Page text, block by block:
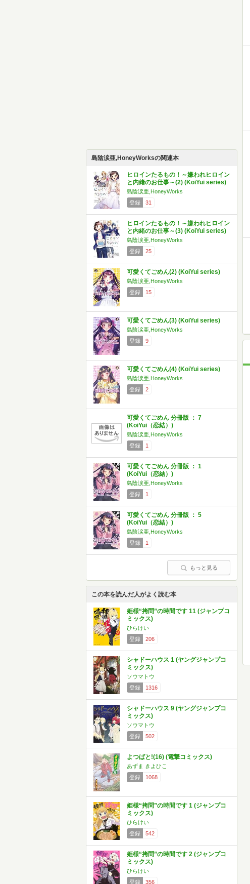
島陰涙亜,HoneyWorksの関連本
ヒロインたるもの！～嫌われヒロイン
と内緒のお仕事～(2) (KoiYui series)
島陰涙亜,HoneyWorks
登録
31
ヒロインたるもの！～嫌われヒロイン
と内緒のお仕事～(3) (KoiYui series)
島陰涙亜,HoneyWorks
登録
25
可愛くてごめん(2) (KoiYui series)
島陰涙亜,HoneyWorks
登録
15
可愛くてごめん(3) (KoiYui series)
島陰涙亜,HoneyWorks
登録
9
可愛くてごめん(4) (KoiYui series)
島陰涙亜,HoneyWorks
登録
2
可愛くてごめん 分冊版 ： 7
(KoiYui（恋結）)
島陰涙亜,HoneyWorks
登録
1
可愛くてごめん 分冊版 ： 1
(KoiYui（恋結）)
島陰涙亜,HoneyWorks
登録
1
可愛くてごめん 分冊版 ： 5
(KoiYui（恋結）)
島陰涙亜,HoneyWorks
登録
1
もっと見る
この本を読んだ人がよく読む本
姫様“拷問”の時間です 11 (ジャンプコ
ミックス)
ひらけい
登録
206
シャドーハウス 1 (ヤングジャンプコ
ミックス)
ソウマトウ
登録
1316
シャドーハウス 9 (ヤングジャンプコ
ミックス)
ソウマトウ
登録
502
よつばと!(16) (電撃コミックス)
あずま きよひこ
登録
1068
姫様“拷問”の時間です 1 (ジャンプコ
ミックス)
ひらけい
登録
542
姫様“拷問”の時間です 2 (ジャンプコ
ミックス)
ひらけい
登録
356